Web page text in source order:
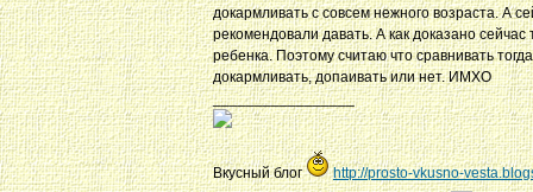
докармливать с совсем нежного возраста. А
рекомендовали давать. А как доказано
ребенка. Поэтому считаю что сравнивать
докармливать, допаивать или нет. ИМХО
_________________
Вкусный блог http://prosto-vkusno-